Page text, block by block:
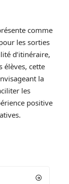
comme
les sorties
d’itinéraire,
élèves, cette
la
les
positive